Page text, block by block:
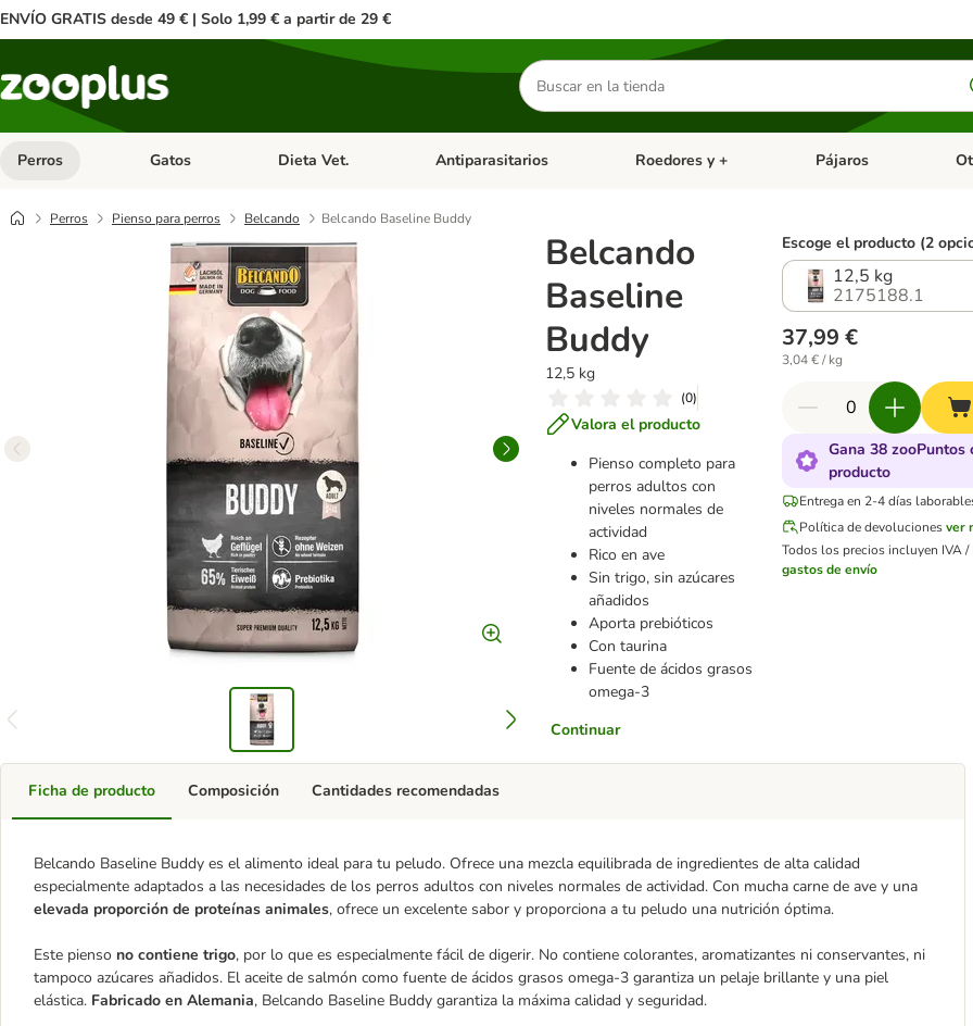
ENVÍO GRATIS desde 49 € | Solo 1,99 € a partir de 29 €
Buscar
productos
Perros Menú de categoria abierto: Perros
Gatos Menú de categoria abierto: Gatos
Dieta Vet. Menú de categoria abierto: Dieta Vet.
Antiparasitarios Menú de categoria abierto: Antiparasitarios
Roedores y + Menú de categoria
Pájaros
Perros Pienso para perros Belcando Belcando Baseline Buddy
Belcando
Baseline
Buddy
12,5 kg
(0)
Valora el producto
Pienso completo para
perros adultos con
niveles normales de
actividad
Rico en ave
Sin trigo, sin azúcares
añadidos
Aporta prebióticos
Con taurina
Fuente de ácidos grasos
omega-3
Continuar
Escoge el producto (2
12,5 kg
2175188.1
37,99 €
3,04 € / kg
Gana 38 zooPuntos
producto
Entrega en 2-4 días
Política de devoluciones ver
Todos los precios incluyen IVA /
gastos de envío
Ficha de producto
Belcando Baseline Buddy es el alimento ideal para tu peludo. Ofrece una mezcla equilibrada de ingredientes de alta calidad
especialmente adaptados a las necesidades de los perros adultos con niveles normales de actividad. Con mucha carne de ave y una
elevada proporción de proteínas animales, ofrece un excelente sabor y proporciona a tu peludo una nutrición óptima.
Este pienso no contiene trigo, por lo que es especialmente fácil de digerir. No contiene colorantes, aromatizantes ni conservantes, ni
tampoco azúcares añadidos. El aceite de salmón como fuente de ácidos grasos omega-3 garantiza un pelaje brillante y una piel
elástica. Fabricado en Alemania, Belcando Baseline Buddy garantiza la máxima calidad y seguridad.
Composición Cantidades recomendadas